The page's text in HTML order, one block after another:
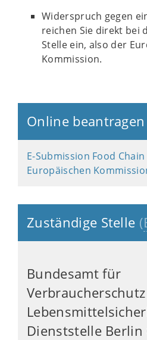
Widerspruch gegen
reichen Sie direkt bei
Stelle ein, also der
Kommission.
Online beantragen
E-Submission Food
Europäischen
Zuständige Stelle (
Bundesamt für
Dienststelle